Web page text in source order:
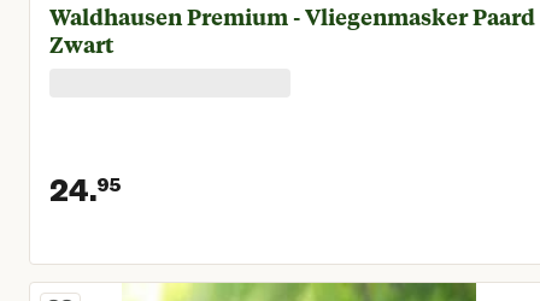
Waldhausen Premium - Vliegenmasker Paard
Zwart
24.95
Huidige prijs € 24,95